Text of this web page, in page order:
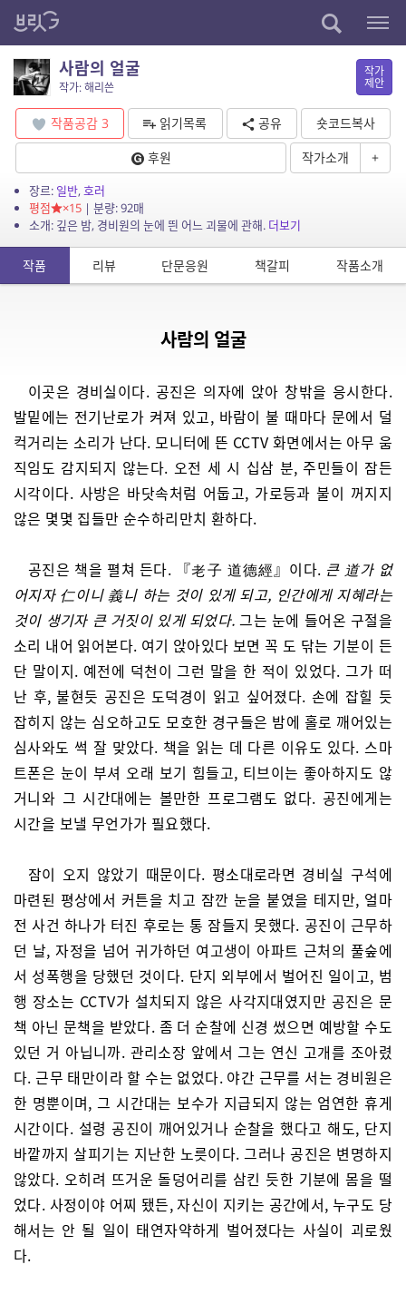
사람의 얼굴
작가: 해리쓴
작가
제안
작품공감 3 읽기목록 공유
숏코드복사
후원
작가소개 +
장르: 일반,호러
평점
×15| 분량: 92매
소개: 깊은 밤, 경비원의 눈에 띈 어느 괴물에 관해. 더보기
작품 리뷰 단문응원 책갈피 작품소개
사람의 얼굴
이곳은 경비실이다. 공진은 의자에 앉아 창밖을 응시한다.
발밑에는 전기난로가 켜져 있고, 바람이 불 때마다 문에서 덜
컥거리는 소리가 난다. 모니터에 뜬 CCTV 화면에서는 아무 움
직임도 감지되지 않는다. 오전 세 시 십삼 분, 주민들이 잠든
시각이다. 사방은 바닷속처럼 어둡고, 가로등과 불이 꺼지지
않은 몇몇 집들만 순수하리만치 환하다.
공진은 책을 펼쳐 든다. 『老子 道德經』이다. 큰 道가 없
어지자 仁이니 義니 하는 것이 있게 되고, 인간에게 지혜라는
것이 생기자 큰 거짓이 있게 되었다. 그는 눈에 들어온 구절을
소리 내어 읽어본다. 여기 앉아있다 보면 꼭 도 닦는 기분이 든
단 말이지. 예전에 덕천이 그런 말을 한 적이 있었다. 그가 떠
난 후, 불현듯 공진은 도덕경이 읽고 싶어졌다. 손에 잡힐 듯
잡히지 않는 심오하고도 모호한 경구들은 밤에 홀로 깨어있는
심사와도 썩 잘 맞았다. 책을 읽는 데 다른 이유도 있다. 스마
트폰은 눈이 부셔 오래 보기 힘들고, 티브이는 좋아하지도 않
거니와 그 시간대에는 볼만한 프로그램도 없다. 공진에게는
시간을 보낼 무언가가 필요했다.
잠이 오지 않았기 때문이다. 평소대로라면 경비실 구석에
마련된 평상에서 커튼을 치고 잠깐 눈을 붙였을 테지만, 얼마
전 사건 하나가 터진 후로는 통 잠들지 못했다. 공진이 근무하
던 날, 자정을 넘어 귀가하던 여고생이 아파트 근처의 풀숲에
서 성폭행을 당했던 것이다. 단지 외부에서 벌어진 일이고, 범
행 장소는 CCTV가 설치되지 않은 사각지대였지만 공진은 문
책 아닌 문책을 받았다. 좀 더 순찰에 신경 썼으면 예방할 수도
있던 거 아닙니까. 관리소장 앞에서 그는 연신 고개를 조아렸
다. 근무 태만이라 할 수는 없었다. 야간 근무를 서는 경비원은
한 명뿐이며, 그 시간대는 보수가 지급되지 않는 엄연한 휴게
시간이다. 설령 공진이 깨어있거나 순찰을 했다고 해도, 단지
바깥까지 살피기는 지난한 노릇이다. 그러나 공진은 변명하지
않았다. 오히려 뜨거운 돌덩어리를 삼킨 듯한 기분에 몸을 떨
었다. 사정이야 어찌 됐든, 자신이 지키는 공간에서, 누구도 당
해서는 안 될 일이 태연자약하게 벌어졌다는 사실이 괴로웠
다.